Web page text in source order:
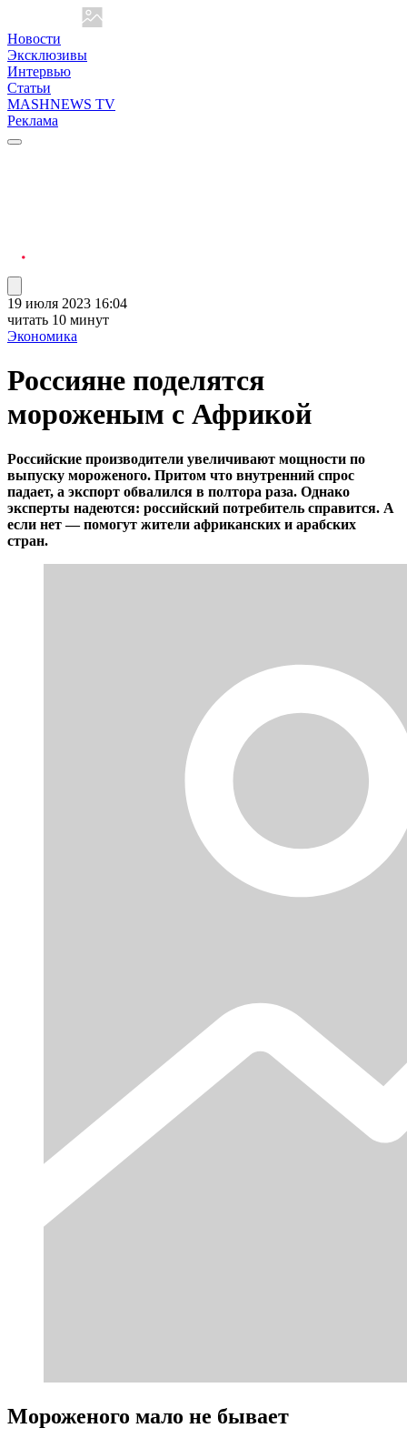
Новости
Эксклюзивы
Интервью
Статьи
MASHNEWS TV
Реклама
19 июля 2023 16:04
читать 10 минут
Экономика
Россияне поделятся
мороженым с Африкой
Российские производители увеличивают мощности по
выпуску мороженого. Притом что внутренний спрос
падает, а экспорт обвалился в полтора раза. Однако
эксперты надеются: российский потребитель справится. А
если нет — помогут жители африканских и арабских
стран.
Мороженого мало не бывает